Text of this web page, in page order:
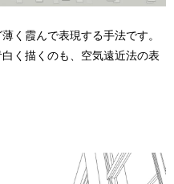
く霞んで表現する手法です。
く描くのも、空気遠近法の表